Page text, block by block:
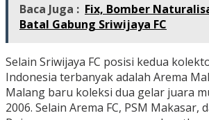
Baca Juga : Fix, Bomber
Batal Gabung Sriwijaya FC
Selain Sriwijaya FC posisi kedua
Indonesia terbanyak adalah Arema
Malang baru koleksi dua gelar juara
2006. Selain Arema FC, PSM Makasar,